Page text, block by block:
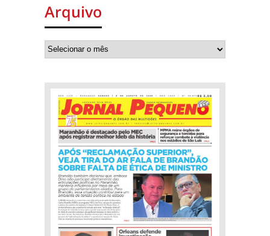
Arquivo